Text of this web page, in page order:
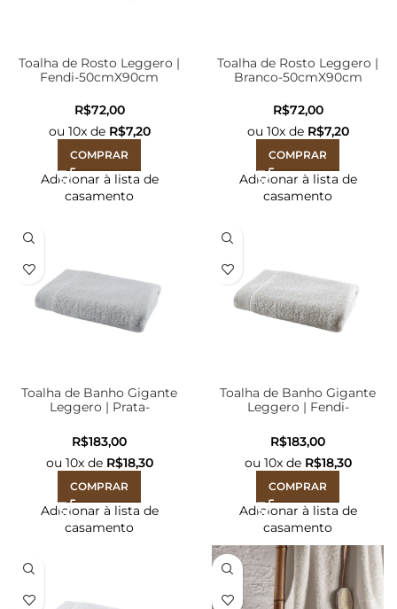
Toalha de Rosto Leggero |
Fendi-50cmX90cm
R$
ou 10x de R$7,20
COMPRAR
Adicionar à lista de
casamento
Toalha de Rosto Leggero |
Branco-50cmX90cm
R$
ou 10x de R$7,20
COMPRAR
Adicionar à lista de
casamento
Toalha de Banho Gigante
Leggero | Prata-
R$
ou 10x de R$18,30
COMPRAR
Adicionar à lista de
casamento
Toalha de Banho Gigante
Leggero | Fendi-
R$
ou 10x de R$18,30
COMPRAR
Adicionar à lista de
casamento